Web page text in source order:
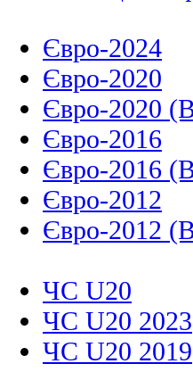
Євро-2024
Євро-2020
Євро-2020
Євро-2016
Євро-2016
Євро-2012
Євро-2012
ЧС U20
ЧС U20 2023
ЧС U20 2019